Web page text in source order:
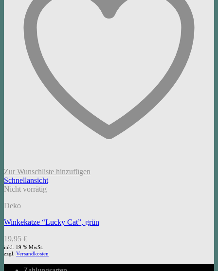
Zur Wunschliste hinzufügen
Schnellansicht
Nicht vorrätig
Deko
Winkekatze “Lucky Cat”, grün
19,95 €
inkl. 19 % MwSt.
zzgl. Versandkosten